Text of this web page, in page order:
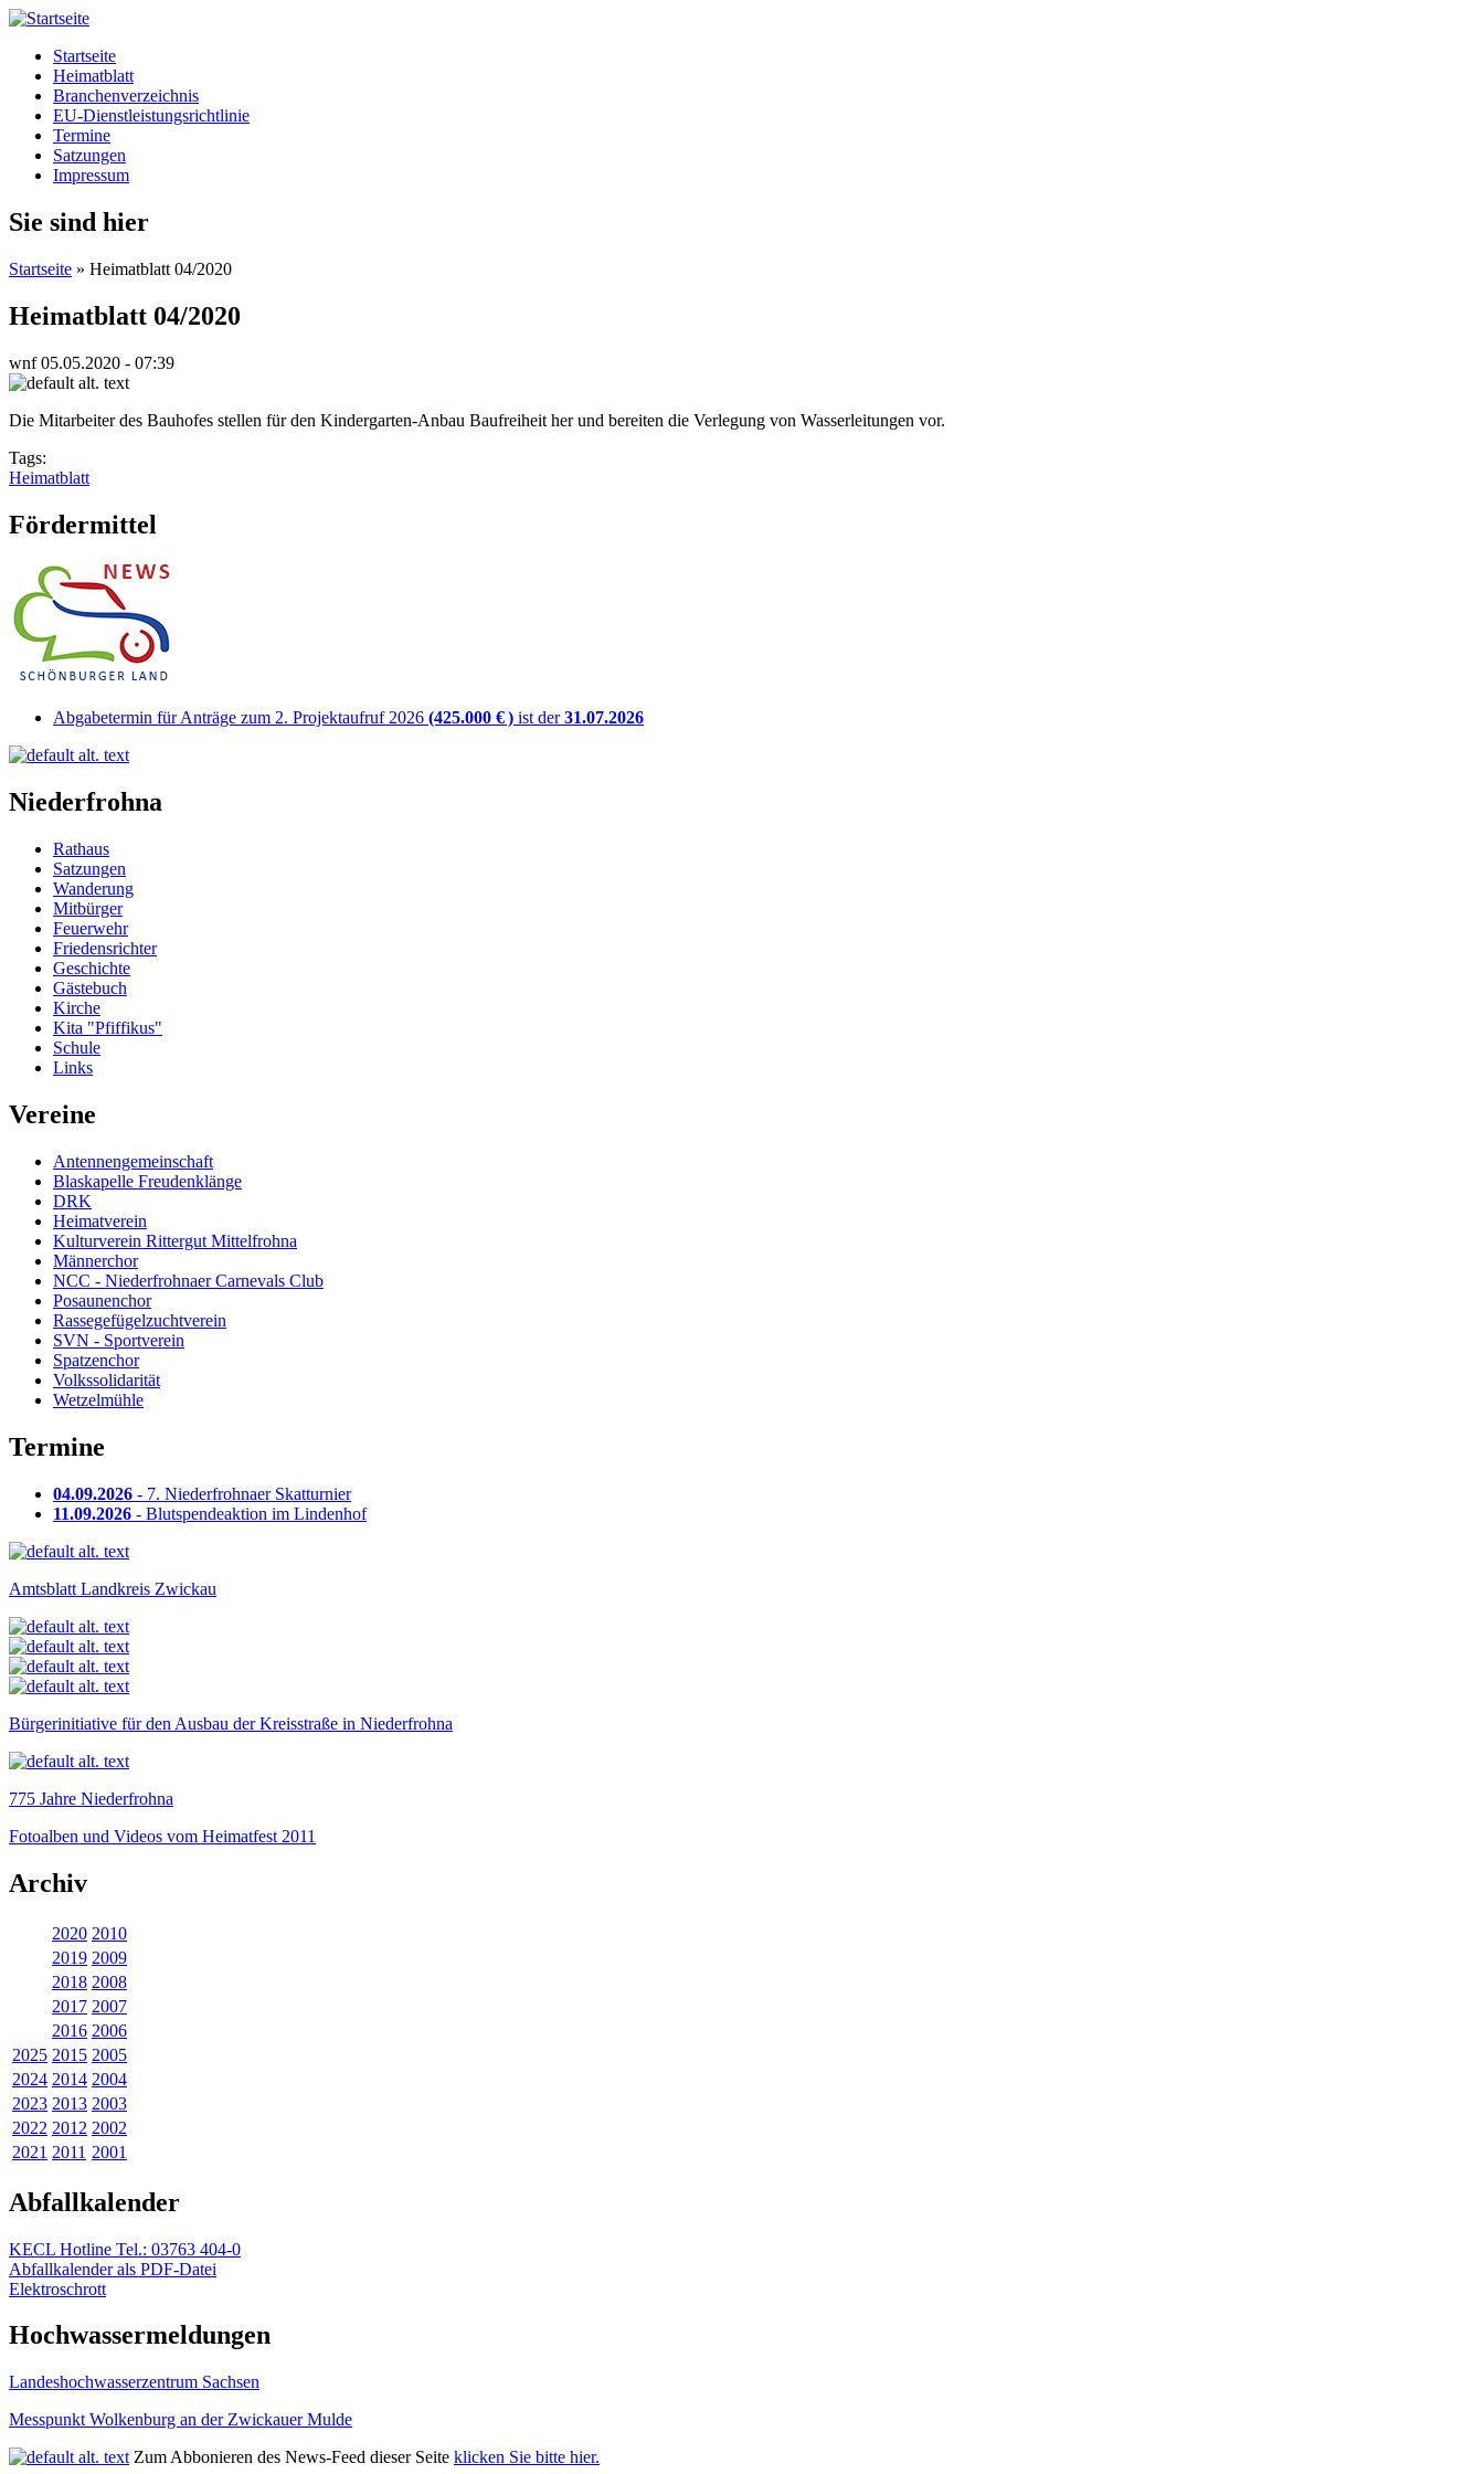
Startseite
Heimatblatt
Branchenverzeichnis
EU-Dienstleistungsrichtlinie
Termine
Satzungen
Impressum
Sie sind hier
Startseite » Heimatblatt 04/2020
Heimatblatt 04/2020
wnf05.05.2020 - 07:39
Die Mitarbeiter des Bauhofes stellen für den Kindergarten-Anbau Baufreiheit her und bereiten die Verlegung von Wasserleitungen vor.
Tags:
Heimatblatt
Fördermittel
Abgabetermin für Anträge zum 2. Projektaufruf 2026 (425.000 € ) ist der31.07.2026
Niederfrohna
Rathaus
Satzungen
Wanderung
Mitbürger
Feuerwehr
Friedensrichter
Geschichte
Gästebuch
Kirche
Kita "Pfiffikus"
Schule
Links
Vereine
Antennengemeinschaft
Blaskapelle Freudenklänge
DRK
Heimatverein
Kulturverein Rittergut Mittelfrohna
Männerchor
NCC - Niederfrohnaer Carnevals Club
Posaunenchor
Rassegefügelzuchtverein
SVN - Sportverein
Spatzenchor
Volkssolidarität
Wetzelmühle
Termine
04.09.2026 - 7. Niederfrohnaer Skatturnier
11.09.2026 - Blutspendeaktion im Lindenhof
Amtsblatt Landkreis Zwickau
Bürgerinitiative für den Ausbau der Kreisstraße in Niederfrohna
775 Jahre Niederfrohna
Fotoalben und Videos vom Heimatfest 2011
Archiv
2020 2010
2019 2009
2018 2008
2017 2007
2016 2006
2025 2015 2005
2024 2014 2004
2023 2013 2003
2022 2012 2002
2021 2011 2001
Abfallkalender
KECL Hotline Tel.: 03763 404-0
Abfallkalender als PDF-Datei
Elektroschrott
Hochwassermeldungen
Landeshochwas­serzentrum Sachsen
Messpunkt Wolkenburg an der Zwickauer Mulde
Zum Abbonieren des News-Feed dieser Seite klicken Sie bitte hier.